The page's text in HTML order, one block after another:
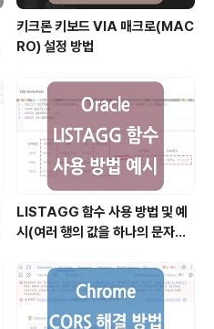
키크론 키보드 VIA 매크로(MAC
RO) 설정 방법
LISTAGG 함수 사용 방법 및 예
시(여러 행의 값을 하나의 문자열